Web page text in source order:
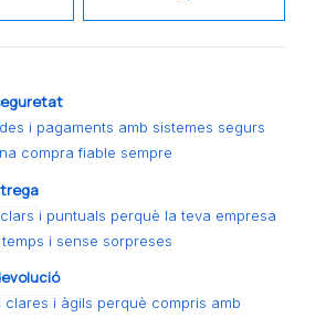
i pagaments amb sistemes segurs
compra fiable sempre
i puntuals perquè la teva empresa
i sense sorpreses
clares i àgils perquè compris amb